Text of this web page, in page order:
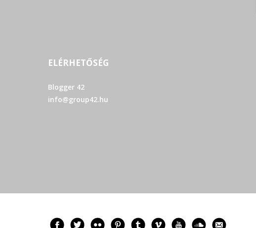
ELÉRHETŐSÉG
Blogger 42
info@group42.hu